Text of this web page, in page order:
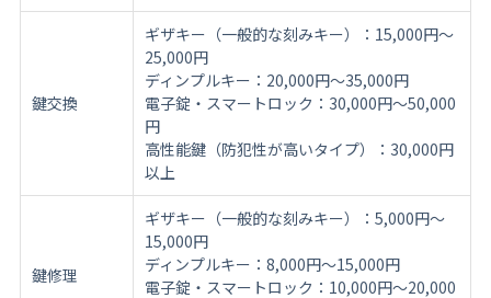
鍵交換
ギザキー（一般的な刻みキー）：15,000円〜
25,000円
ディンプルキー：20,000円〜35,000円
電子錠・スマートロック：30,000円〜50,000
円
高性能鍵（防犯性が高いタイプ）：30,000円
以上
鍵修理
ギザキー（一般的な刻みキー）：5,000円〜
15,000円
ディンプルキー：8,000円〜15,000円
電子錠・スマートロック：10,000円〜20,000